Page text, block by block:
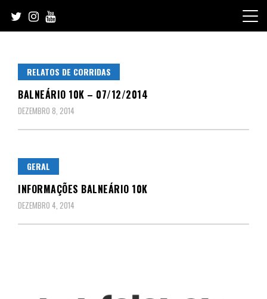
content
RELATOS DE CORRIDAS
BALNEÁRIO 10K – 07/12/2014
DEZEMBRO 8, 2014
GERAL
INFORMAÇÕES BALNEÁRIO 10K
DEZEMBRO 4, 2014